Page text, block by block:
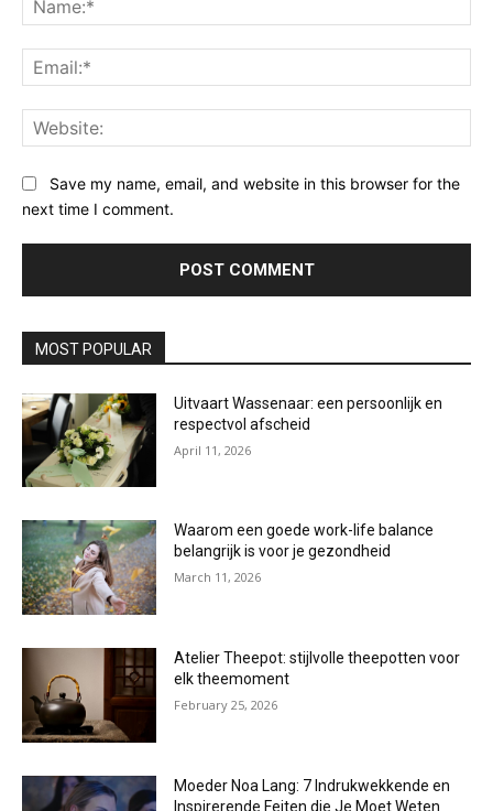
Save my name, email, and website in this browser for the
next time I comment.
MOST POPULAR
Uitvaart Wassenaar: een persoonlijk en
respectvol afscheid
April 11, 2026
Waarom een goede work-life balance
belangrijk is voor je gezondheid
March 11, 2026
Atelier Theepot: stijlvolle theepotten voor
elk theemoment
February 25, 2026
Moeder Noa Lang: 7 Indrukwekkende en
Inspirerende Feiten die Je Moet Weten